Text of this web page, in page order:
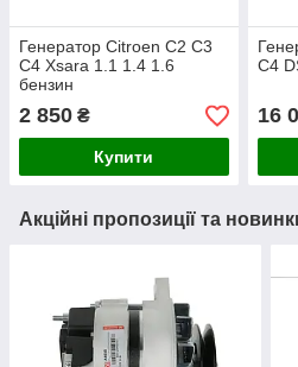
Генератор Citroen C2 C3
С4 Xsara 1.1 1.4 1.6
бензин
2 850 ₴
Купити
C4
16
Акційні пропозиції та